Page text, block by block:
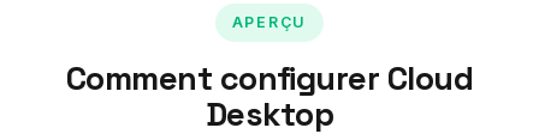
APERÇU
Comment configurer Cloud
Desktop